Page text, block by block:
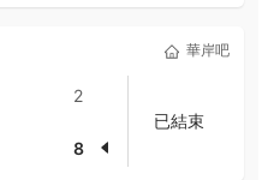
華岸吧
2
8
已結束